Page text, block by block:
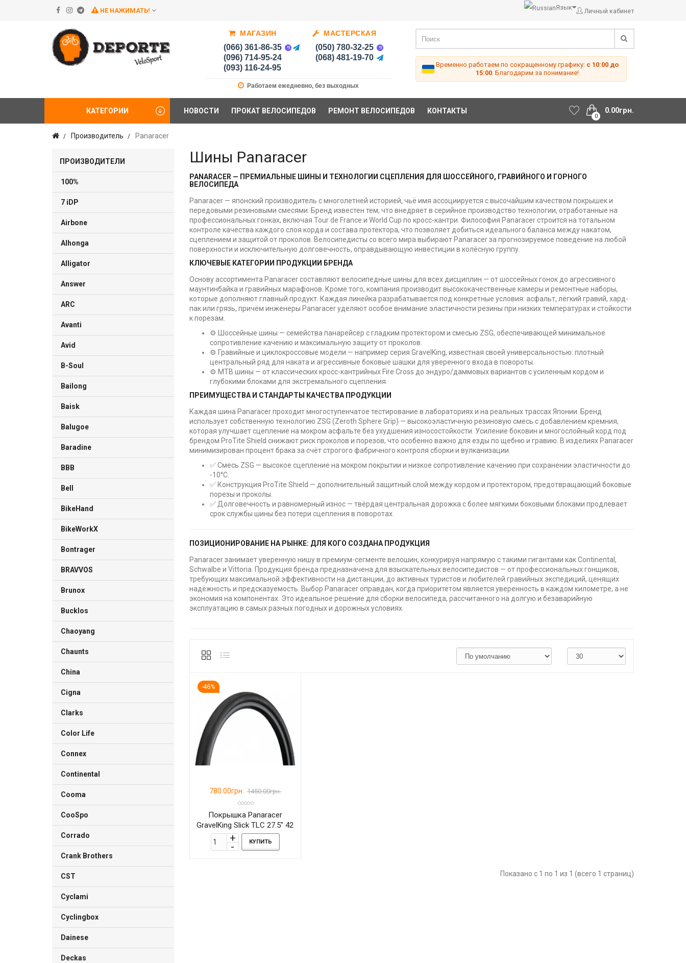
НЕ НАЖИМАТЬ! Язык Личный кабинет
МАГАЗИН
(066) 361-86-35
(096) 714-95-24
(093) 116-24-95
МАСТЕРСКАЯ
(050) 780-32-25
(068) 481-19-70
Работаем ежедневно, без выходных
Временно работаем по сокращенному графику: с 10:00 до
15:00. Благодарим за понимание!
0
0.00грн.
КАТЕГОРИИ НОВОСТИ ПРОКАТ ВЕЛОСИПЕДОВ РЕМОНТ ВЕЛОСИПЕДОВ КОНТАКТЫ
Производитель Panaracer
ПРОИЗВОДИТЕЛИ
100%
7 iDP
Airbone
Alhonga
Alligator
Answer
ARC
Avanti
Avid
B-Soul
Bailong
Baisk
Balugoe
Baradine
BBB
Bell
BikeHand
BikeWorkX
Bontrager
BRAVVOS
Brunox
Bucklos
Chaoyang
Chaunts
China
Cigna
Clarks
Color Life
Connex
Continental
Cooma
CooSpo
Corrado
Crank Brothers
CST
Cyclami
Cyclingbox
Dainese
Deckas
Шины Panaracer
PANARACER — ПРЕМИАЛЬНЫЕ ШИНЫ И ТЕХНОЛОГИИ СЦЕПЛЕНИЯ ДЛЯ ШОССЕЙНОГО, ГРАВИЙНОГО И ГОРНОГО
ВЕЛОСИПЕДА
Panaracer — японский производитель с многолетней историей, чьё имя ассоциируется с высочайшим качеством покрышек и
передовыми резиновыми смесями. Бренд известен тем, что внедряет в серийное производство технологии, отработанные на
профессиональных гонках, включая Tour de France и World Cup по кросс-кантри. Философия Panaracer строится на тотальном
контроле качества каждого слоя корда и состава протектора, что позволяет добиться идеального баланса между накатом,
сцеплением и защитой от проколов. Велосипедисты со всего мира выбирают Panaracer за прогнозируемое поведение на любой
поверхности и исключительную долговечность, оправдывающую инвестиции в колёсную группу.
КЛЮЧЕВЫЕ КАТЕГОРИИ ПРОДУКЦИИ БРЕНДА
Основу ассортимента Panaracer составляют велосипедные шины для всех дисциплин — от шоссейных гонок до агрессивного
маунтинбайка и гравийных марафонов. Кроме того, компания производит высококачественные камеры и ремонтные наборы,
которые дополняют главный продукт. Каждая линейка разрабатывается под конкретные условия: асфальт, лёгкий гравий, хард-
пак или грязь, причём инженеры Panaracer уделяют особое внимание эластичности резины при низких температурах и стойкости
к порезам.
⚙️ Шоссейные шины — семейства панарейсер с гладким протектором и смесью ZSG, обеспечивающей минимальное
сопротивление качению и максимальную защиту от проколов.
⚙️ Гравийные и циклокроссовые модели — например серия GravelKing, известная своей универсальностью: плотный
центральный ряд для наката и агрессивные боковые шашки для уверенного входа в повороты.
⚙️ MTB шины — от классических кросс-кантрийных Fire Cross до эндуро/даммовых вариантов с усиленным кордом и
глубокими блоками для экстремального сцепления.
ПРЕИМУЩЕСТВА И СТАНДАРТЫ КАЧЕСТВА ПРОДУКЦИИ
Каждая шина Panaracer проходит многоступенчатое тестирование в лабораториях и на реальных трассах Японии. Бренд
использует собственную технологию ZSG (Zeroth Sphere Grip) — высокоэластичную резиновую смесь с добавлением кремния,
которая улучшает сцепление на мокром асфальте без ухудшения износостойкости. Усиление боковин и многослойный корд под
брендом ProTite Shield снижают риск проколов и порезов, что особенно важно для езды по щебню и гравию. В изделиях Panaracer
минимизирован процент брака за счёт строгого фабричного контроля сборки и вулканизации.
✅ Смесь ZSG — высокое сцепление на мокром покрытии и низкое сопротивление качению при сохранении эластичности до
-10°C.
✅ Конструкция ProTite Shield — дополнительный защитный слой между кордом и протектором, предотвращающий боковые
порезы и проколы.
✅ Долговечность и равномерный износ — твёрдая центральная дорожка с более мягкими боковыми блоками продлевает
срок службы шины без потери сцепления в поворотах.
ПОЗИЦИОНИРОВАНИЕ НА РЫНКЕ: ДЛЯ КОГО СОЗДАНА ПРОДУКЦИЯ
Panaracer занимает уверенную нишу в премиум-сегменте велошин, конкурируя напрямую с такими гигантами как Continental,
Schwalbe и Vittoria. Продукция бренда предназначена для взыскательных велосипедистов — от профессиональных гонщиков,
требующих максимальной эффективности на дистанции, до активных туристов и любителей гравийных экспедиций, ценящих
надёжность и предсказуемость. Выбор Panaracer оправдан, когда приоритетом является уверенность в каждом километре, а не
экономия на компонентах. Это идеальное решение для сборки велосипеда, рассчитанного на долгую и безаварийную
эксплуатацию в самых разных погодных и дорожных условиях.
-46%
780.00грн. 1450.00грн.
Покрышка Panaracer
GravelKing Slick TLC 27.5" 42
1.75
КУПИТЬ
Показано с 1 по 1 из 1 (всего 1 страниц)